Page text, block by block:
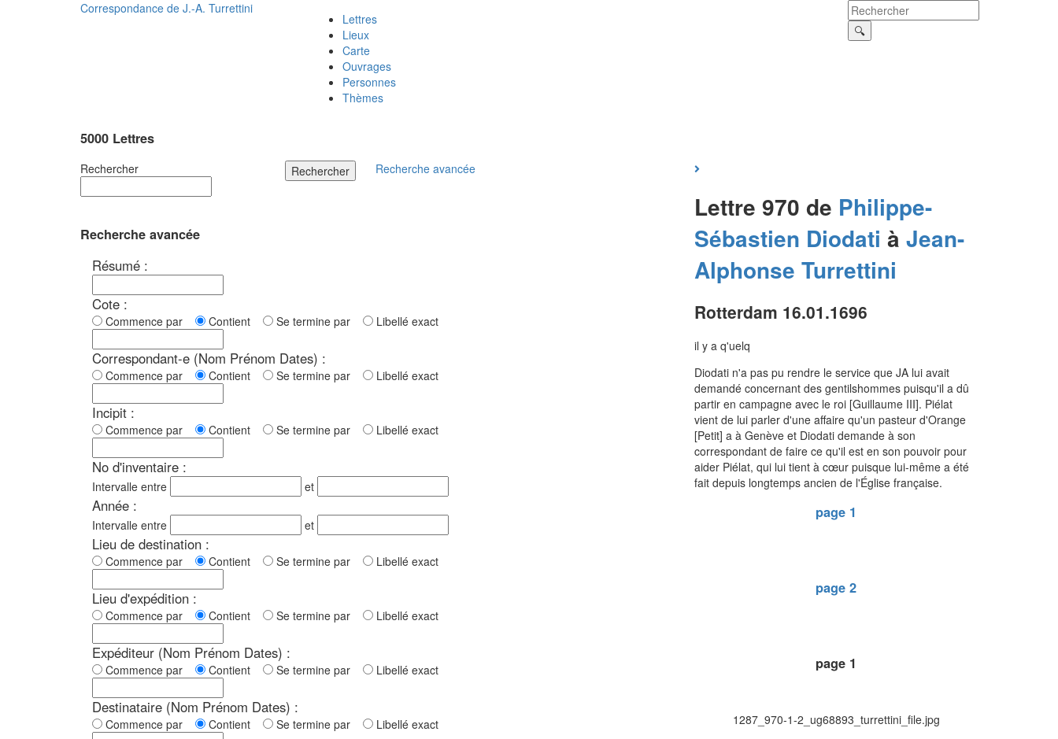
Correspondance de J.-A. Turrettini
Lettres
Lieux
Carte
Ouvrages
Personnes
Thèmes
5000 Lettres
Rechercher Rechercher Recherche avancée
Recherche avancée
Résumé :
Cote :
Commence par Contient Se termine par Libellé exact
Correspondant-e (Nom Prénom Dates) :
Commence par Contient Se termine par Libellé exact
Incipit :
Commence par Contient Se termine par Libellé exact
No d'inventaire :
Intervalle entre et
Année :
Intervalle entre et
Lieu de destination :
Commence par Contient Se termine par Libellé exact
Lieu d'expédition :
Commence par Contient Se termine par Libellé exact
Expéditeur (Nom Prénom Dates) :
Commence par Contient Se termine par Libellé exact
Destinataire (Nom Prénom Dates) :
Commence par Contient Se termine par Libellé exact
Lettre 970 de Philippe-
Sébastien Diodati à Jean-
Alphonse Turrettini
Rotterdam 16.01.1696
il y a q'uelq
Diodati n'a pas pu rendre le service que JA lui avait
demandé concernant des gentilshommes puisqu'il a dû
partir en campagne avec le roi [Guillaume III]. Piélat
vient de lui parler d'une affaire qu'un pasteur d'Orange
[Petit] a à Genève et Diodati demande à son
correspondant de faire ce qu'il est en son pouvoir pour
aider Piélat, qui lui tient à cœur puisque lui-même a été
fait depuis longtemps ancien de l'Église française.
page 1
page 2
page 1
1287_970-1-2_ug68893_turrettini_file.jpg